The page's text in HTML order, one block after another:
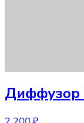
Диффузор